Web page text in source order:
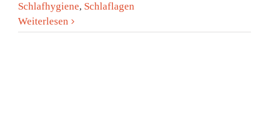
Schlafhygiene, Schlaflagen
Weiterlesen